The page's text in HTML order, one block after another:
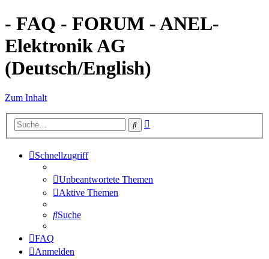
- FAQ - FORUM - ANEL-
Elektronik AG
(Deutsch/English)
Zum Inhalt
Suche
Schnellzugriff
Unbeantwortete Themen
Aktive Themen
Suche
FAQ
Anmelden